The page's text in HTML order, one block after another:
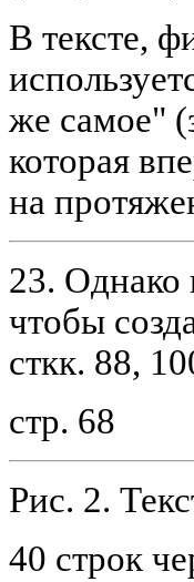
В тексте,
же самое"
которая
на
23. Однако
чтобы
сткк. 88,
стр. 68
Рис. 2.
40 строк